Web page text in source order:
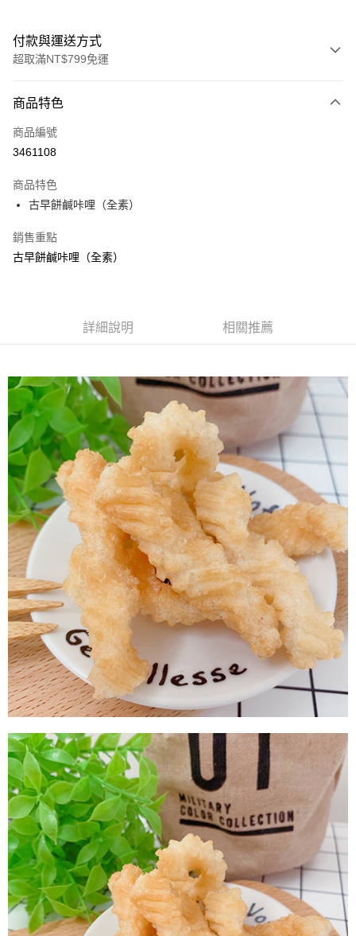
付款與運送方式
超取滿NT$799免運
信用卡一次付款
超商取貨付款
Apple Pay
街口支付
悠遊付
運送方式
全家取貨付款
每筆NT$60，滿NT$799(含以上)免運費
付款後全家取貨
每筆NT$60，滿NT$799(含以上)免運費
7-11取貨付款
每筆NT$60，滿NT$799(含以上)免運費
付款後7-11取貨
每筆NT$60，滿NT$799(含以上)免運費
宅配到家
每筆NT$150，滿NT$1,399(含以上)免運費
澎湖金門馬祖宅配到家
每筆NT$250
付款後門市自取
免運費
商品特色
商品編號
3461108
商品特色
古早餅鹹咔哩（全素）
銷售重點
古早餅鹹咔哩（全素）
詳細說明 相關推薦